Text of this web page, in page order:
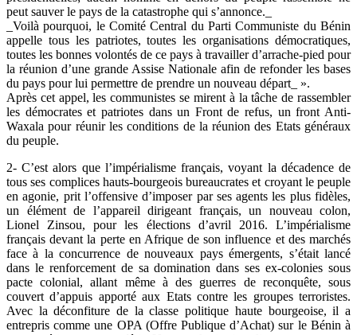
peut sauver le pays de la catastrophe qui s’annonce._
_Voilà pourquoi, le Comité Central du Parti Communiste du Bénin
appelle tous les patriotes, toutes les organisations démocratiques,
toutes les bonnes volontés de ce pays à travailler d’arrache-pied pour
la réunion d’une grande Assise Nationale afin de refonder les bases
du pays pour lui permettre de prendre un nouveau départ_ ».
Après cet appel, les communistes se mirent à la tâche de rassembler
les démocrates et patriotes dans un Front de refus, un front Anti-
Waxala pour réunir les conditions de la réunion des Etats généraux
du peuple.
2- C’est alors que l’impérialisme français, voyant la décadence de
tous ses complices hauts-bourgeois bureaucrates et croyant le peuple
en agonie, prit l’offensive d’imposer par ses agents les plus fidèles,
un élément de l’appareil dirigeant français, un nouveau colon,
Lionel Zinsou, pour les élections d’avril 2016. L’impérialisme
français devant la perte en Afrique de son influence et des marchés
face à la concurrence de nouveaux pays émergents, s’était lancé
dans le renforcement de sa domination dans ses ex-colonies sous
pacte colonial, allant même à des guerres de reconquête, sous
couvert d’appuis apporté aux Etats contre les groupes terroristes.
Avec la déconfiture de la classe politique haute bourgeoise, il a
entrepris comme une OPA (Offre Publique d’Achat) sur le Bénin à